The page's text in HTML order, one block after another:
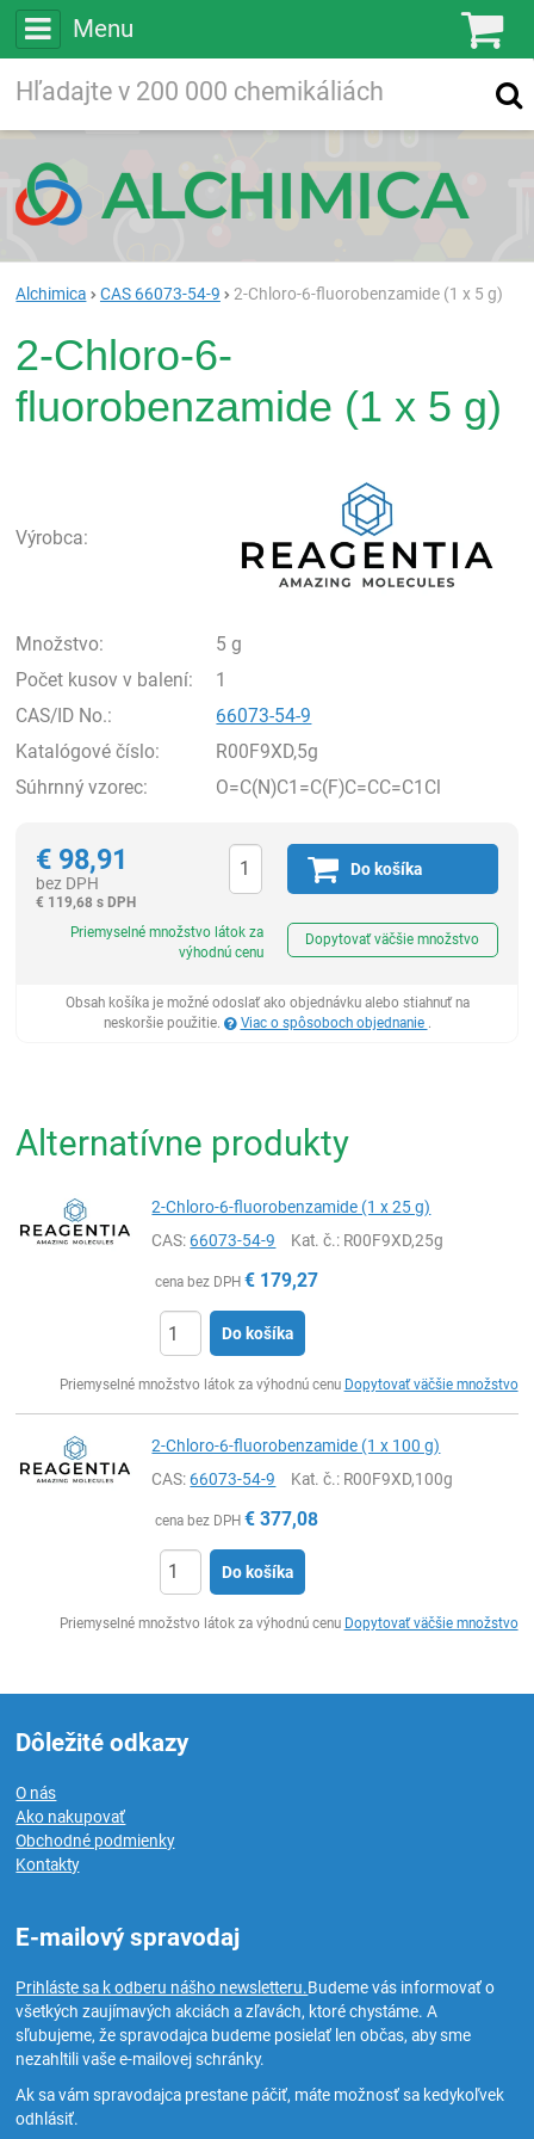
Menu
Vyhľadávanie
Alchimica CAS 66073-54-9 2-Chloro-6-fluorobenzamide (1 x 5 g)
2-Chloro-6-
fluorobenzamide (1 x 5 g)
Výrobca:
Množstvo:
5 g
Počet kusov v balení:
1
CAS/ID No.:
66073-54-9
Katalógové číslo:
R00F9XD,5g
Súhrnný vzorec:
O=C(N)C1=C(F)C=CC=C1Cl
€ 98,91
bez DPH
€ 119,68 s DPH
Do košíka
Priemyselné množstvo látok za
výhodnú cenu
Dopytovať väčšie množstvo
Obsah košíka je možné odoslať ako objednávku alebo stiahnuť na
neskoršie použitie.
Viac o spôsoboch objednanie .
Alternatívne produkty
2-Chloro-6-fluorobenzamide (1 x 25 g)
CAS:66073-54-9 Kat. č.: R00F9XD,25g
cena bez DPH € 179,27
Do košíka
Priemyselné množstvo látok za výhodnú cenu Dopytovať väčšie množstvo
2-Chloro-6-fluorobenzamide (1 x 100 g)
CAS:66073-54-9 Kat. č.: R00F9XD,100g
cena bez DPH € 377,08
Do košíka
Priemyselné množstvo látok za výhodnú cenu Dopytovať väčšie množstvo
Dôležité odkazy
O nás
Ako nakupovať
Obchodné podmienky
Kontakty
E-mailový spravodaj
Prihláste sa k odberu nášho newsletteru.Budeme vás informovať o
všetkých zaujímavých akciách a zľavách, ktoré chystáme. A
sľubujeme, že spravodajca budeme posielať len občas, aby sme
nezahltili vaše e-mailovej schránky.
Ak sa vám spravodajca prestane páčiť, máte možnosť sa kedykoľvek
odhlásiť.